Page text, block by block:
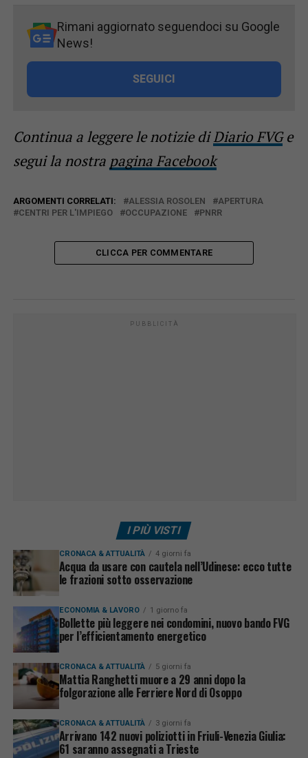
Rimani aggiornato seguendoci su Google
News!
SEGUICI
Continua a leggere le notizie diDiario FVGe
segui la nostra pagina Facebook
ARGOMENTI CORRELATI: ALESSIA ROSOLEN
APERTURA
CENTRI PER L'IMPIEGO
OCCUPAZIONE PNRR
CLICCA PER COMMENTARE
PUBBLICITÀ
I PIÙ VISTI
CRONACA & ATTUALITÀ 4 giorni fa
Acqua da usare con cautela nell’Udinese: ecco tutte
le frazioni sotto osservazione
ECONOMIA & LAVORO 1 giorno fa
Bollette più leggere nei condomini, nuovo bando FVG
per l’efficientamento energetico
CRONACA & ATTUALITÀ 5 giorni fa
Mattia Ranghetti muore a 29 anni dopo la
folgorazione alle Ferriere Nord di Osoppo
CRONACA & ATTUALITÀ 3 giorni fa
Arrivano 142 nuovi poliziotti in Friuli-Venezia Giulia:
61 saranno assegnati a Trieste